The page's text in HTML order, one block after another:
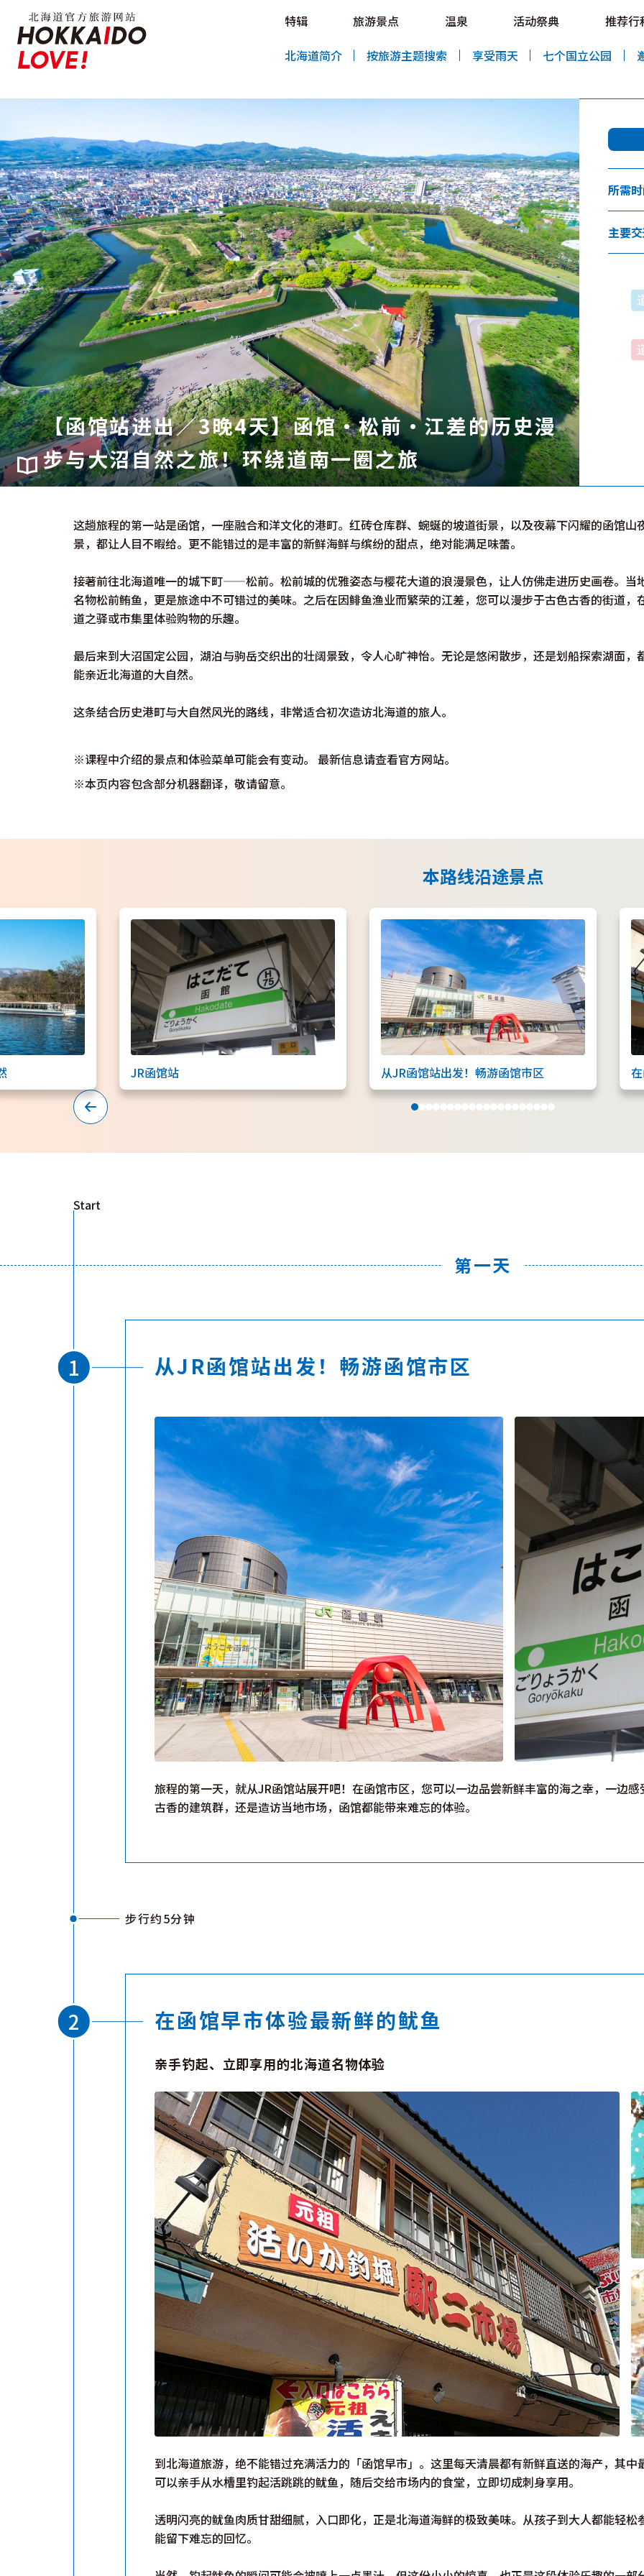
Hokkaido Official Tourism Site HOKKAIDO LOVE!
Hokkaido Official Tourism Site HOKKAIDO LOVE!
特辑 旅游景点 温泉 活动祭典
推荐行
北海道简介
按旅游主题搜索 享受雨天 七个国立公园
旅游景点
温泉
活动祭典
推荐行程
区域指南
美食
预约
交通
北海道简介
按旅游主题搜索
享受雨天
七个国立公园
邂逅美景
基础知识
使用条款
关于我们
【函馆站进出／3晚4天】函馆・松前・江差的历史漫
步与大沼自然之旅！环绕道南一圈之旅
所需
主要
这趟旅程的第一站是函馆，一座融合和洋文化的港町。红砖仓库群、蜿蜒的坡道街景，以及夜幕下闪耀的函馆山
景，都让人目不暇给。更不能错过的是丰富的新鲜海鲜与缤纷的甜点，绝对能满足味蕾。
接著前往北海道唯一的城下町——松前。松前城的优雅姿态与樱花大道的浪漫景色，让人仿佛走进历史画卷。当
名物松前鲔鱼，更是旅途中不可错过的美味。之后在因鲱鱼渔业而繁荣的江差，您可以漫步于古色古香的街道，
道之驿或市集里体验购物的乐趣。
最后来到大沼国定公园，湖泊与驹岳交织出的壮阔景致，令人心旷神怡。无论是悠闲散步，还是划船探索湖面，
能亲近北海道的大自然。
这条结合历史港町与大自然风光的路线，非常适合初次造访北海道的旅人。
※课程中介绍的景点和体验菜单可能会有变动。 最新信息请查看官方网站。
※本页内容包含部分机器翻译，敬请留意。
本路线沿途景点
JR函馆站 从JR函馆站出发！畅游函馆市区
Start
第一天
从JR函馆站出发！畅游函馆市区
旅程的第一天，就从JR函馆站展开吧！在函馆市区，您可以一边品尝新鲜丰富的海之幸，一边
古香的建筑群，还是造访当地市场，函馆都能带来难忘的体验。
步行约5分钟
在函馆早市体验最新鲜的鱿鱼
亲手钓起、立即享用的北海道名物体验
到北海道旅游，绝不能错过充满活力的「函馆早市」。这里每天清晨都有新鲜直送的海产，其
可以亲手从水槽里钓起活跳跳的鱿鱼，随后交给市场内的食堂，立即切成刺身享用。
透明闪亮的鱿鱼肉质甘甜细腻，入口即化，正是北海道海鲜的极致美味。从孩子到大人都能轻
能留下难忘的回忆。